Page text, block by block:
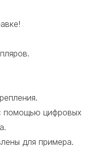
помощью цифровых
для примера.